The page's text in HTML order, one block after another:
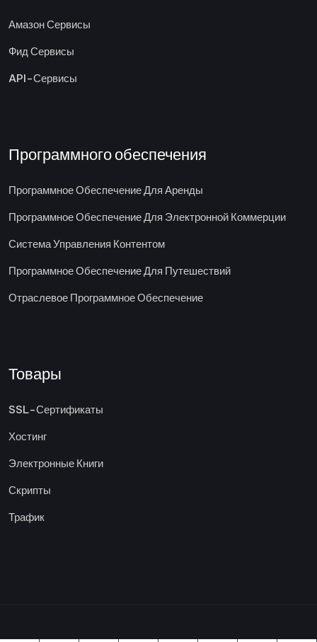
Амазон Сервисы
Фид Сервисы
API-Сервисы
Программного обеспечения
Программное Обеспечение Для Аренды
Программное Обеспечение Для Электронной Коммерции
Система Управления Контентом
Программное Обеспечение Для Путешествий
Отраслевое Программное Обеспечение
Товары
SSL-Сертификаты
Хостинг
Электронные Книги
Скрипты
Трафик